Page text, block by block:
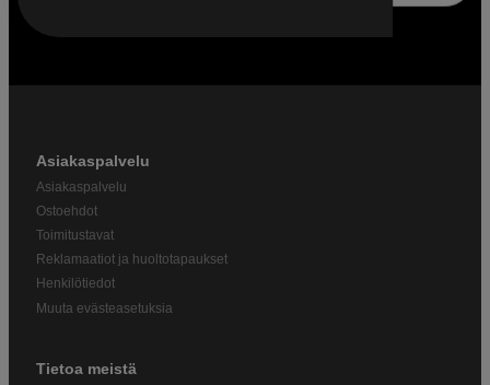
Asiakaspalvelu
Asiakaspalvelu
Ostoehdot
Toimitustavat
Reklamaatiot ja huoltotapaukset
Henkilötiedot
Muuta evästeasetuksia
Tietoa meistä